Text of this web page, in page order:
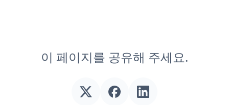
이 페이지를 공유해 주세요.